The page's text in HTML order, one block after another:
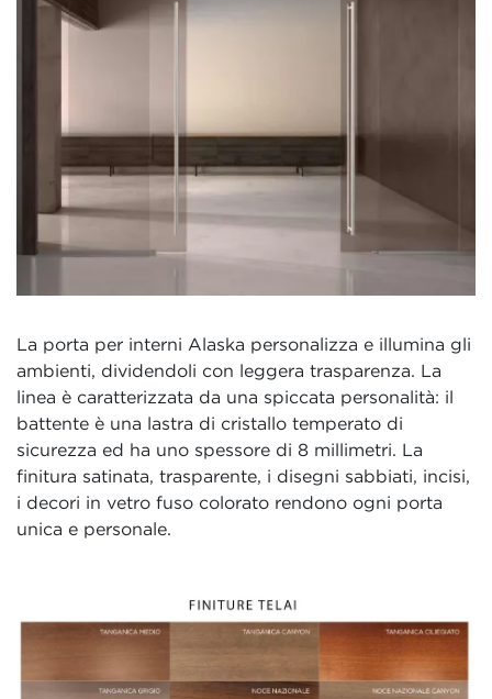
La porta per interni Alaska personalizza e illumina gli
ambienti, dividendoli con leggera trasparenza. La
linea è caratterizzata da una spiccata personalità: il
battente è una lastra di cristallo temperato di
sicurezza ed ha uno spessore di 8 millimetri. La
finitura satinata, trasparente, i disegni sabbiati, incisi,
i decori in vetro fuso colorato rendono ogni porta
unica e personale.